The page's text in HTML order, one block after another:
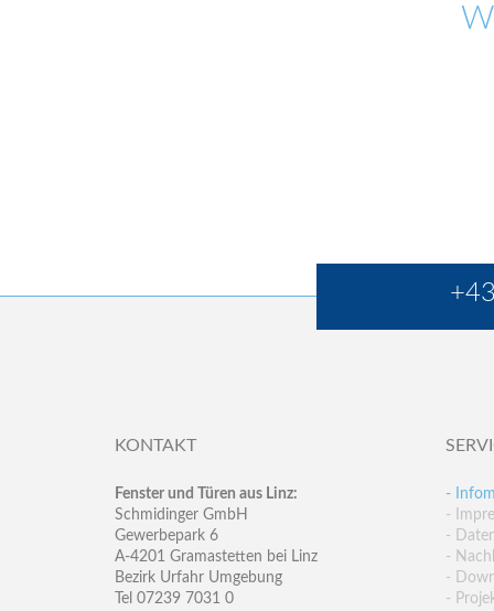
KONTAKT
Fenster und Türen aus Linz:
Schmidinger GmbH
Gewerbepark 6
A-4201 Gramastetten bei Linz
Bezirk Urfahr Umgebung
Tel 07239 7031 0
-
-
-
-
-
-